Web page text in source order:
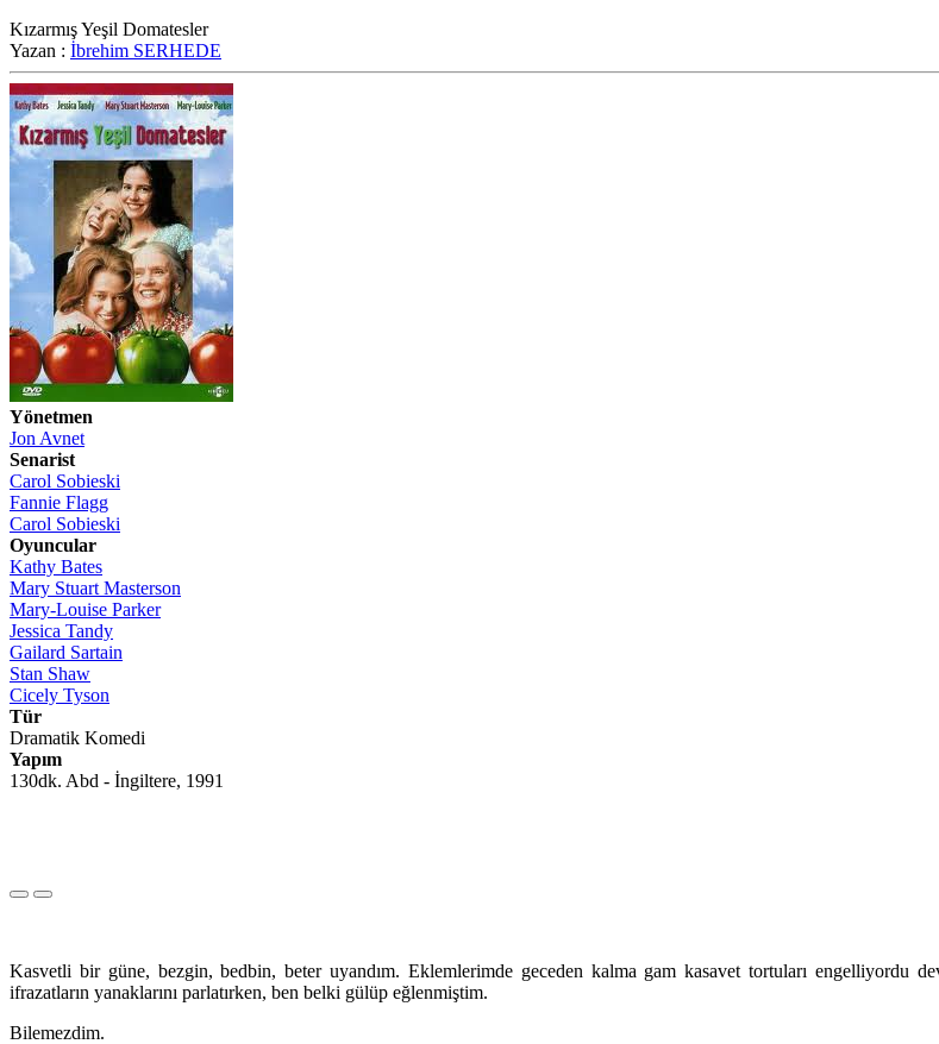
Kızarmış Yeşil Domatesler
Yazan : İbrehim SERHEDE
Yönetmen
Jon Avnet
Senarist
Carol Sobieski
Fannie Flagg
Carol Sobieski
Oyuncular
Kathy Bates
Mary Stuart Masterson
Mary-Louise Parker
Jessica Tandy
Gailard Sartain
Stan Shaw
Cicely Tyson
Tür
Dramatik Komedi
Yapım
130dk. Abd - İngiltere, 1991
Kasvetli bir güne, bezgin, bedbin, beter uyandım. Eklemlerimde geceden kalma gam kasavet tortuları engelliyordu
ifrazatların yanaklarını parlatırken, ben belki gülüp eğlenmiştim.
Bilemezdim.